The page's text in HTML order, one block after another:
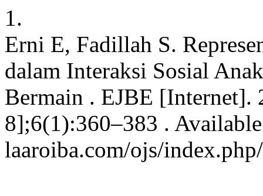
1.
Erni E, Fadillah S.
dalam Interaksi Sosial
Bermain . EJBE [Internet].
8];6(1):360–383 .
laaroiba.com/ojs/